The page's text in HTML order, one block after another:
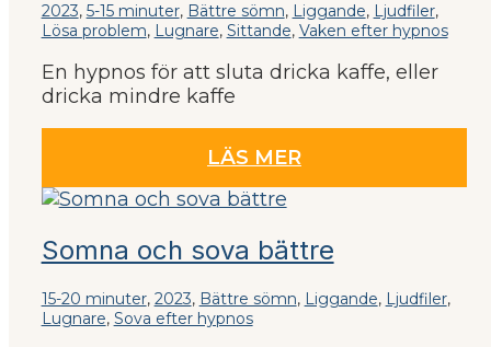
2023, 5-15 minuter, Bättre sömn, Liggande, Ljudfiler,
Lösa problem, Lugnare, Sittande, Vaken efter hypnos
En hypnos för att sluta dricka kaffe, eller
dricka mindre kaffe
LÄS MER
Somna och sova bättre
15-20 minuter, 2023, Bättre sömn, Liggande, Ljudfiler,
Lugnare, Sova efter hypnos